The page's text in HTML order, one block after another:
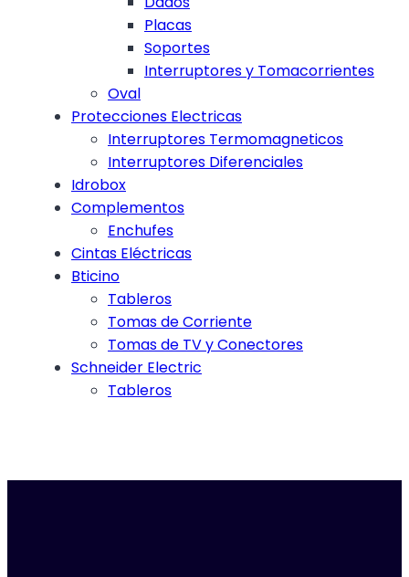
Placas
Soportes
Interruptores y Tomacorrientes
Oval
Protecciones Electricas
Interruptores Termomagneticos
Interruptores Diferenciales
Idrobox
Complementos
Enchufes
Cintas Eléctricas
Bticino
Tableros
Tomas de Corriente
Tomas de TV y Conectores
Schneider Electric
Tableros